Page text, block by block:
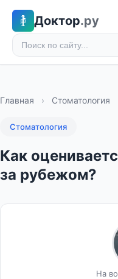
Доктор.ру
Главная › Стоматология
Стоматология
Как
за рубежом?
На